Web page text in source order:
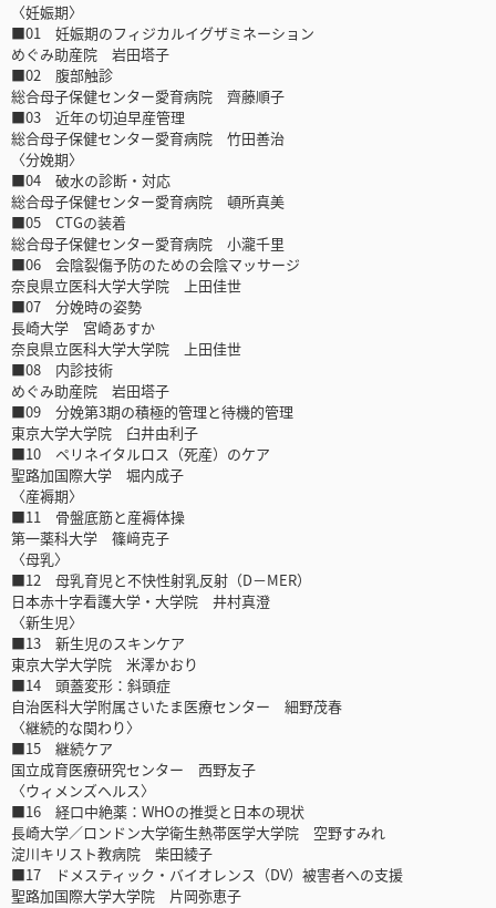
〈妊娠期〉
■01 妊娠期のフィジカルイグザミネーション
めぐみ助産院 岩田塔子
■02 腹部触診
総合母子保健センター愛育病院 齊藤順子
■03 近年の切迫早産管理
総合母子保健センター愛育病院 竹田善治
〈分娩期〉
■04 破水の診断・対応
総合母子保健センター愛育病院 頓所真美
■05 CTGの装着
総合母子保健センター愛育病院 小瀧千里
■06 会陰裂傷予防のための会陰マッサージ
奈良県立医科大学大学院 上田佳世
■07 分娩時の姿勢
長崎大学 宮崎あすか
奈良県立医科大学大学院 上田佳世
■08 内診技術
めぐみ助産院 岩田塔子
■09 分娩第3期の積極的管理と待機的管理
東京大学大学院 臼井由利子
■10 ペリネイタルロス（死産）のケア
聖路加国際大学 堀内成子
〈産褥期〉
■11 骨盤底筋と産褥体操
第一薬科大学 篠﨑克子
〈母乳〉
■12 母乳育児と不快性射乳反射（D－MER）
日本赤十字看護大学・大学院 井村真澄
〈新生児〉
■13 新生児のスキンケア
東京大学大学院 米澤かおり
■14 頭蓋変形：斜頭症
自治医科大学附属さいたま医療センター 細野茂春
〈継続的な関わり〉
■15 継続ケア
国立成育医療研究センター 西野友子
〈ウィメンズヘルス〉
■16 経口中絶薬：WHOの推奨と日本の現状
長崎大学／ロンドン大学衛生熱帯医学大学院 空野すみれ
淀川キリスト教病院 柴田綾子
■17 ドメスティック・バイオレンス（DV）被害者への支援
聖路加国際大学大学院 片岡弥恵子